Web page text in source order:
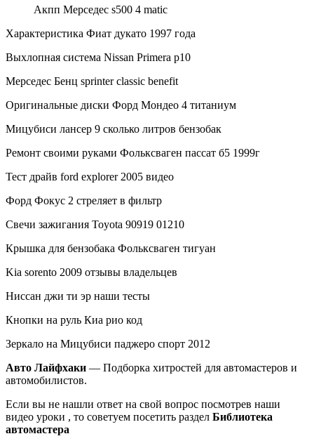
Акпп Мерседес s500 4 matic
Характеристика Фиат дукато 1997 года
Выхлопная система Nissan Primera p10
Мерседес Бенц sprinter classic benefit
Оригинальные диски Форд Мондео 4 титаниум
Мицубиси лансер 9 сколько литров бензобак
Ремонт своими руками Фольксваген пассат б5 1999г
Тест драйв ford explorer 2005 видео
Форд Фокус 2 стреляет в фильтр
Свечи зажигания Toyota 90919 01210
Крышка для бензобака Фольксваген тигуан
Kia sorento 2009 отзывы владельцев
Ниссан джи ти эр наши тесты
Кнопки на руль Киа рио код
Зеркало на Мицубиси паджеро спорт 2012
Авто Лайфхаки — Подборка хитростей для автомастеров и
автомобилистов.
Если вы не нашли ответ на свой вопрос посмотрев наши
видео уроки , то советуем посетить раздел Библиотека
автомастера